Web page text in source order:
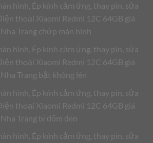
hình, Ép kính cảm ứng, thay pin, sửa
thoại Xiaomi Redmi 12C 64GB giá
Trang chớp màn hình
hình, Ép kính cảm ứng, thay pin, sửa
thoại Xiaomi Redmi 12C 64GB giá
Trang bật không lên
hình, Ép kính cảm ứng, thay pin, sửa
thoại Xiaomi Redmi 12C 64GB giá
Trang bị đốm đen
hình, Ép kính cảm ứng, thay pin, sửa